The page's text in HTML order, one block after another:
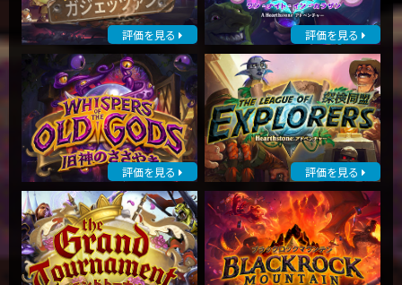
評価を見る 評価を見る
評価を見る 評価を見る